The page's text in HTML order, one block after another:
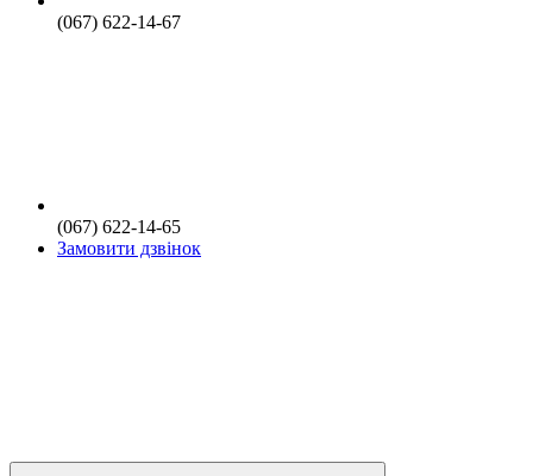
(067) 622-14-67
(067) 622-14-65
Замовити дзвінок